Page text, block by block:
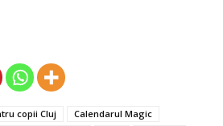
copii Cluj
Calendarul Magic